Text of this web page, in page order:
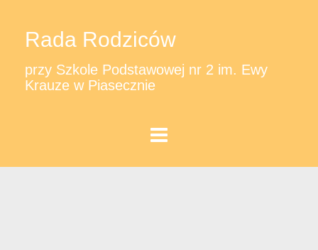
Rada Rodziców
przy Szkole Podstawowej nr 2 im. Ewy
Krauze w Piasecznie